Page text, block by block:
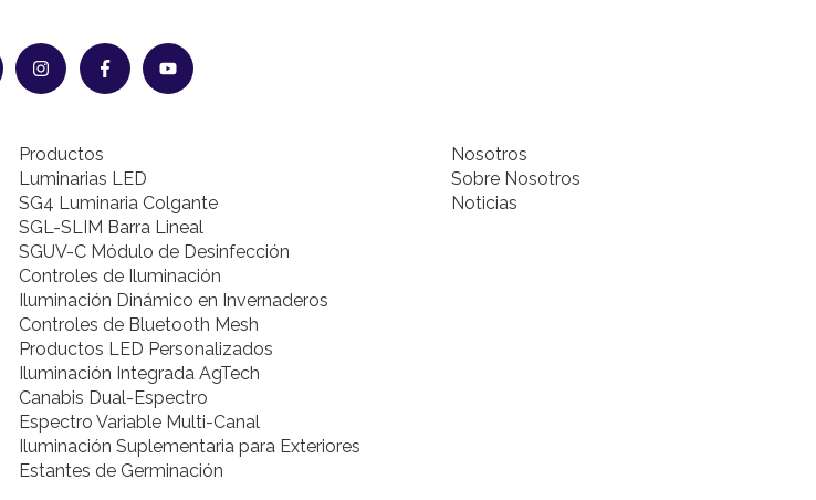
Productos
Luminarias LED
SG4 Luminaria Colgante
SGL-SLIM Barra Lineal
SGUV-C Módulo de Desinfección
Controles de Iluminación
Iluminación Dinámico en Invernaderos
Controles de Bluetooth Mesh
Productos LED Personalizados
Iluminación Integrada AgTech
Canabis Dual-Espectro
Espectro Variable Multi-Canal
Iluminación Suplementaria para Exteriores
Estantes de Germinación
Nosotros
Sobre Nosotros
Noticias